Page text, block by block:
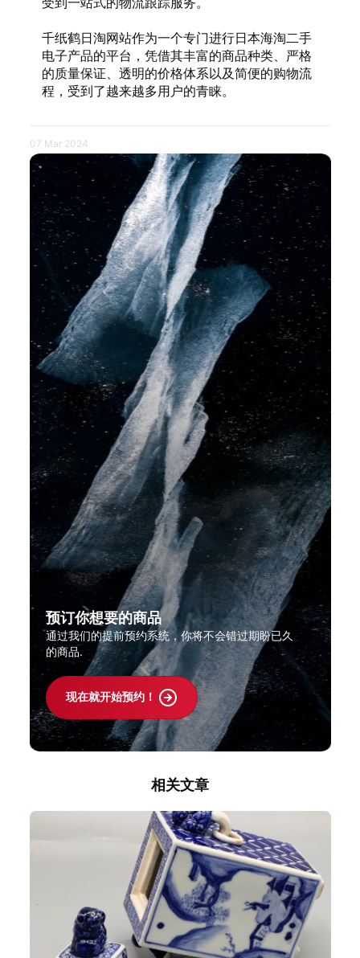
千纸鹤日淘网站作为一个专门进行日本海淘二手
电子产品的平台，凭借其丰富的商品种类、严格
的质量保证、透明的价格体系以及简便的购物流
程，受到了越来越多用户的青睐。
07 Mar 2024
预订你想要的商品
通过我们的提前预约系统，你将不会错过期盼已久
的商品.
现在就开始预约！
相关文章